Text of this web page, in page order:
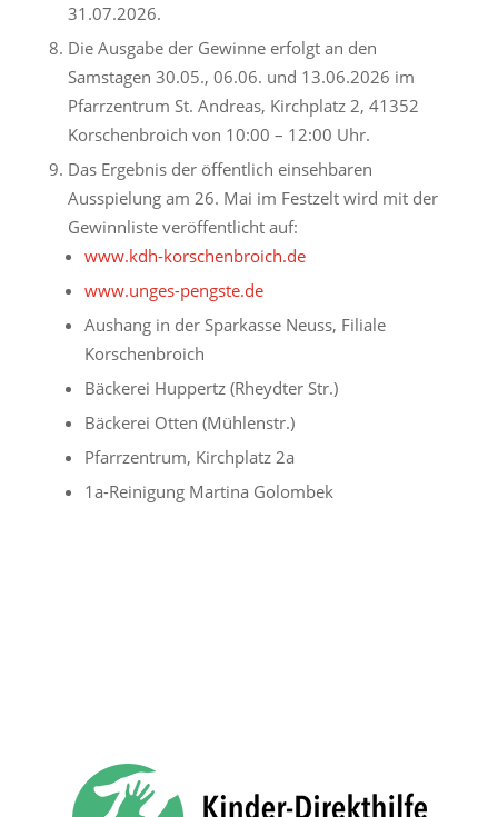
31.07.2026.
Die Ausgabe der Gewinne erfolgt an den
Samstagen 30.05., 06.06. und 13.06.2026 im
Pfarrzentrum St. Andreas, Kirchplatz 2, 41352
Korschenbroich von 10:00 – 12:00 Uhr.
Das Ergebnis der öffentlich einsehbaren
Ausspielung am 26. Mai im Festzelt wird mit der
Gewinnliste veröffentlicht auf:
www.kdh-korschenbroich.de
www.unges-pengste.de
Aushang in der Sparkasse Neuss, Filiale
Korschenbroich
Bäckerei Huppertz (Rheydter Str.)
Bäckerei Otten (Mühlenstr.)
Pfarrzentrum, Kirchplatz 2a
1a-Reinigung Martina Golombek